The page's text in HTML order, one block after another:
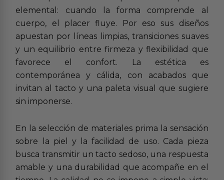
elemental: cuando la forma comprende al
cuerpo, el placer fluye. Por eso sus diseños
apuestan por líneas limpias, transiciones suaves
y un equilibrio entre firmeza y flexibilidad que
favorece el confort. La estética es
contemporánea y cálida, con acabados que
invitan al tacto y una paleta visual que sugiere
sin imponerse.
En la selección de materiales prima la sensación
sobre la piel y la facilidad de uso. Cada pieza
busca transmitir un tacto sedoso, una respuesta
amable y una durabilidad que acompañe en el